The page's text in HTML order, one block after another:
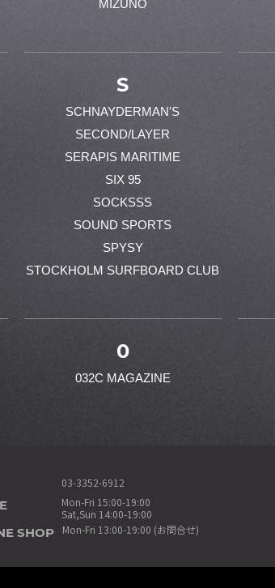
MIZUNO
S
SCHNAYDERMAN'S
SECOND/LAYER
SERAPIS MARITIME
SIX 95
SOCKSSS
SOUND SPORTS
SPYSY
STOCKHOLM SURFBOARD CLUB
0
032C MAGAZINE
03-3352-6912
Mon-Fri 15:00-19:00
Sat,Sun 14:00-19:00
SHOP Mon-Fri 13:00-19:00 (お問合せ)